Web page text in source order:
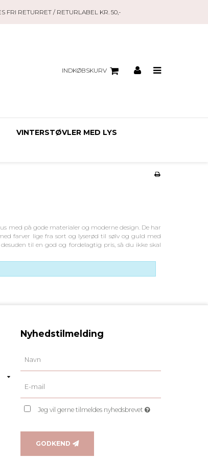
FRI RETURRET / RETURLABEL KR. 50,-
INDKØBSKURV
VINTERSTØVLER MED LYS
med på gode materialer og moderne design. De har
farver lige fra sort og lyserød til sølv og guld med
til en god og fordelagtig pris, så du ikke skal
Nyhedstilmelding
Jeg vil gerne tilmeldes nyhedsbrevet
GODKEND